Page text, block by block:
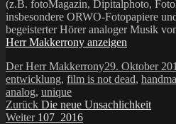
(z.B. fotoMagazin, Dipitalphoto,
insbesondere ORWO-Fotopapiere
begeisterter Hörer analoger Musik
Herr Makkerrony anzeigen
Autor
Der Herr MakkerronyVeröffentlicht
am
29. Oktober
entwicklung, film is not dead,
analog, unique
Beitragsnavigation
Zurück Vorheriger
Beitrag:
Die neue Unsachlichkeit
Weiter Nächster
107_2016